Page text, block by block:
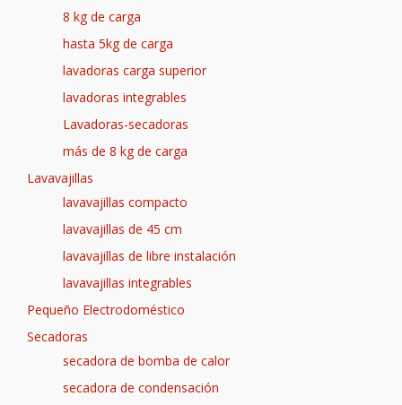
8 kg de carga
hasta 5kg de carga
lavadoras carga superior
lavadoras integrables
Lavadoras-secadoras
más de 8 kg de carga
Lavavajillas
lavavajillas compacto
lavavajillas de 45 cm
lavavajillas de libre instalación
lavavajillas integrables
Pequeño Electrodoméstico
Secadoras
secadora de bomba de calor
secadora de condensación